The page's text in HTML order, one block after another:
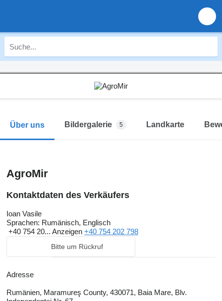
Über uns Bildergalerie 5 Landkarte
AgroMir
Kontaktdaten des Verkäufers
Ioan Vasile
Sprachen: Rumänisch, Englisch
+40 754 20... Anzeigen +40 754 202 798
Bitte um Rückruf
Adresse
Rumänien, Maramureş County, 430071, Baia Mare, Blv.